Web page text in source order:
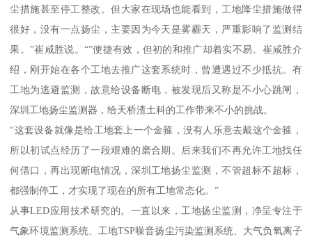
尘措施甚至停工整改。但大家在现场也能看到，工地降尘措施做得
很好，没有一点扬尘，主要因为今天是雾霾天，严重影响了监测结
果。”崔咸胜说。“”便捷有效，但初的和推广却着实不易。崔咸胜介
绍，刚开始在各个工地去推广这套系统时，曾遭遇过不少抵抗。有
工地为逃避监测，故意给设备断电，被发现后又称是不小心跳闸，
深圳工地扬尘监测器，给天桥渣土科的工作带来不小的挑战。
“这套设备就像是给工地套上一个金箍，没有人乐意去戴这个金箍，
所以初试点经历了一段艰难的磨合期。后来我们不再允许工地找任
何借口，再出现断电情况，深圳工地扬尘监测，不管超标不超标，
都强制停工，才实现了现在的所有工地常态化。”
从事LED应用技术研究的。一直以来，工地扬尘监测，净呈专注于
气象环境监测系统、工地TSP噪音扬尘污染监测系统、大气负氧离子